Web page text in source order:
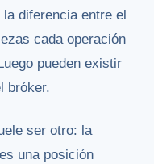
la diferencia entre el
cada operación
pueden existir
bróker.
ser otro: la
una posición